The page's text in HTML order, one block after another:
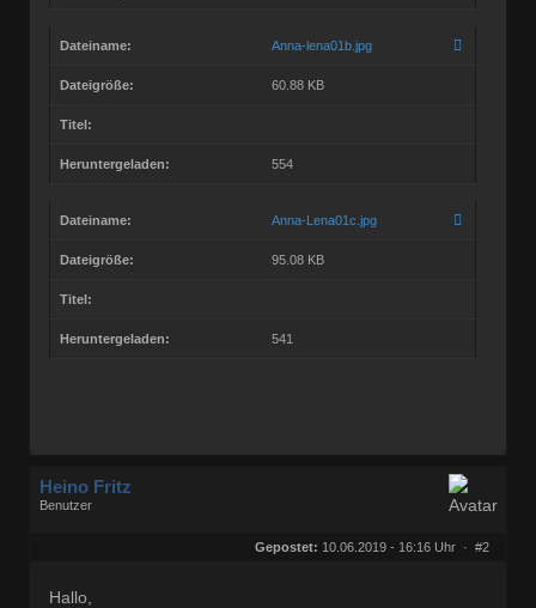
Dateiname: Anna-lena01b.jpg
Dateigröße: 60.88 KB
Titel:
Heruntergeladen: 554
Dateiname: Anna-Lena01c.jpg
Dateigröße: 95.08 KB
Titel:
Heruntergeladen: 541
Heino Fritz
Benutzer
Gepostet: 10.06.2019 - 16:16 Uhr · #2
Hallo,